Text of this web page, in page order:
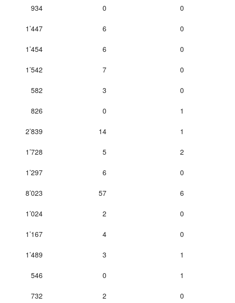
934 0 0
1’447 6 0
1’454 6 0
1’542 7 0
582 3 0
826 0 1
2’839 14 1
1’728 5 2
1’297 6 0
8’023 57 6
1’024 2 0
1’167 4 0
1’489 3 1
546 0 1
732 2 0